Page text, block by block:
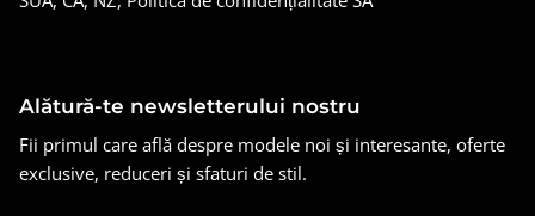
Alătură-te newsletterului nostru
Fii primul care află despre modele noi și interesante, oferte
exclusive, reduceri și sfaturi de stil.